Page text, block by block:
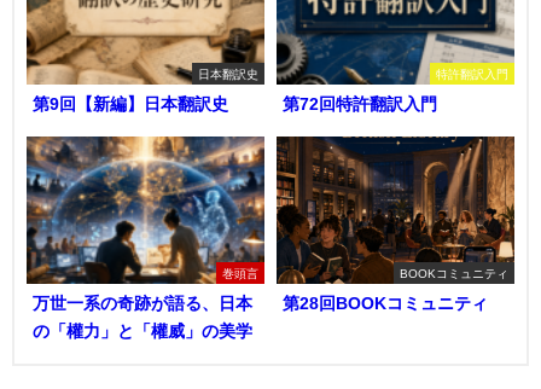
日本翻訳史
第9回【新編】日本翻訳史
特許翻訳入門
第72回特許翻訳入門
巻頭言
万世一系の奇跡が語る、日本
の「權力」と「權威」の美学
BOOKコミュニティ
第28回BOOKコミュニティ